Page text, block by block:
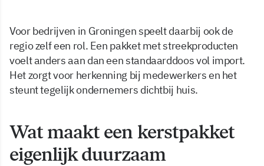
Voor bedrijven in Groningen speelt daarbij ook de
regio zelf een rol. Een pakket met streekproducten
voelt anders aan dan een standaarddoos vol import.
Het zorgt voor herkenning bij medewerkers en het
steunt tegelijk ondernemers dichtbij huis.
Wat maakt een kerstpakket
eigenlijk duurzaam